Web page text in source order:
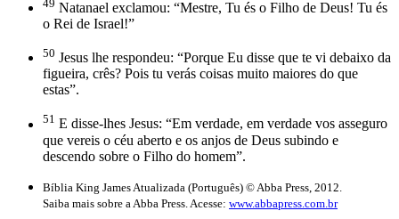
49 Natanael exclamou: “Mestre, Tu és o Filho de Deus! Tu és
o Rei de Israel!”
50 Jesus lhe respondeu: “Porque Eu disse que te vi debaixo da
figueira, crês? Pois tu verás coisas muito maiores do que
estas”.
51 E disse-lhes Jesus: “Em verdade, em verdade vos asseguro
que vereis o céu aberto e os anjos de Deus subindo e
descendo sobre o Filho do homem”.
Bíblia King James Atualizada (Português) © Abba Press, 2012.
Saiba mais sobre a Abba Press. Acesse: www.abbapress.com.br